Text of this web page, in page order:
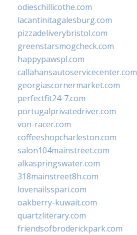
odieschillicothe.com
lacantinitagalesburg.com
pizzadeliverybristol.com
greenstarsmogcheck.com
happypawspl.com
callahansautoservicecenter.com
georgiascornermarket.com
perfectfit24-7.com
portugalprivatedriver.com
von-racer.com
coffeeshopcharleston.com
salon104mainstreet.com
alkaspringswater.com
318mainstreet8h.com
lovenailsspari.com
oakberry-kuwait.com
quartzliterary.com
friendsofbroderickpark.com